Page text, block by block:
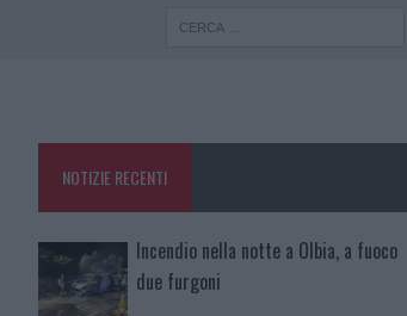
NOTIZIE RECENTI
Incendio nella notte a Olbia, a fuoco
due furgoni